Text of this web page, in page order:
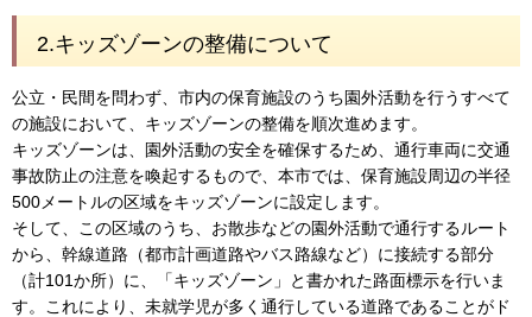
2.キッズゾーンの整備について
公立・民間を問わず、市内の保育施設のうち園外活動を行うすべて
の施設において、キッズゾーンの整備を順次進めます。
キッズゾーンは、園外活動の安全を確保するため、通行車両に交通
事故防止の注意を喚起するもので、本市では、保育施設周辺の半径
500メートルの区域をキッズゾーンに設定します。
そして、この区域のうち、お散歩などの園外活動で通行するルート
から、幹線道路（都市計画道路やバス路線など）に接続する部分
（計101か所）に、「キッズゾーン」と書かれた路面標示を行いま
す。これにより、未就学児が多く通行している道路であることがド